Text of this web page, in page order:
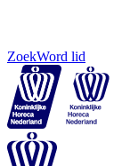
ZoekWord lid